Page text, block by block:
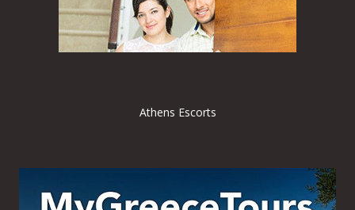
Athens Escorts